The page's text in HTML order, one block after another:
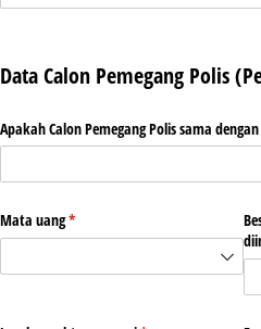
Data Calon Pemegang Polis
Apakah Calon Pemegang Polis sama
Mata uang*
(required)